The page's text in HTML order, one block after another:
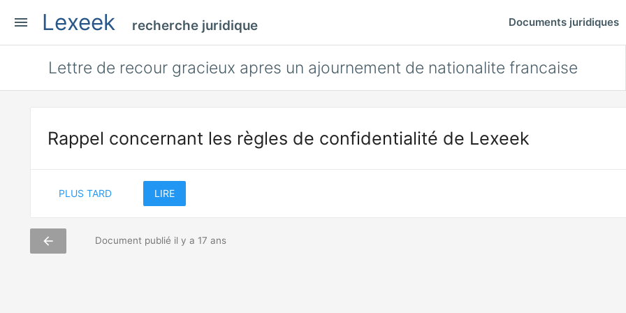
menu Lexeek recherche juridique Documents juridiques
Lettre de recour gracieux apres un ajournement de nationalite francaise
Rappel concernant les règles de confidentialité de Lexeek
PLUS TARD LIRE
arrow_back Document publié il y a 17 ans